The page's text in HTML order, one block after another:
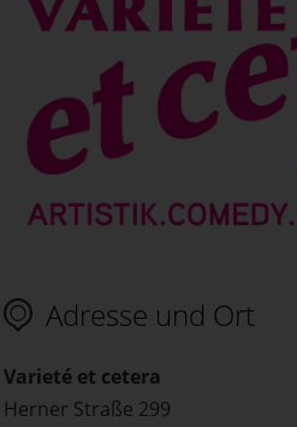
Adresse und Ort
Varieté et cetera
Herner Straße 299